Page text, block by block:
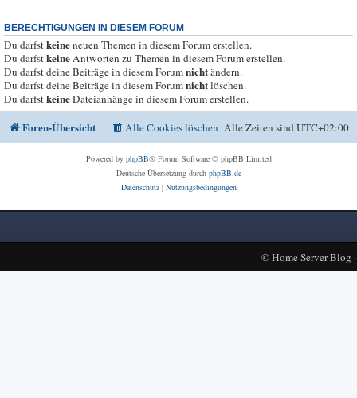
BERECHTIGUNGEN IN DIESEM FORUM
Du darfstkeineneuen Themen in diesem Forum erstellen.
Du darfstkeineAntworten zu Themen in diesem Forum erstellen.
Du darfst deine Beiträge in diesem Forumnichtändern.
Du darfst deine Beiträge in diesem Forumnichtlöschen.
Du darfstkeineDateianhänge in diesem Forum erstellen.
Foren-Übersicht Alle Zeiten sindUTC+02:00
Alle Cookies löschen
Powered by phpBB® Forum Software © phpBB Limited
Deutsche Übersetzung durch phpBB.de
Datenschutz| Nutzungsbedingungen
©Home Server Blog